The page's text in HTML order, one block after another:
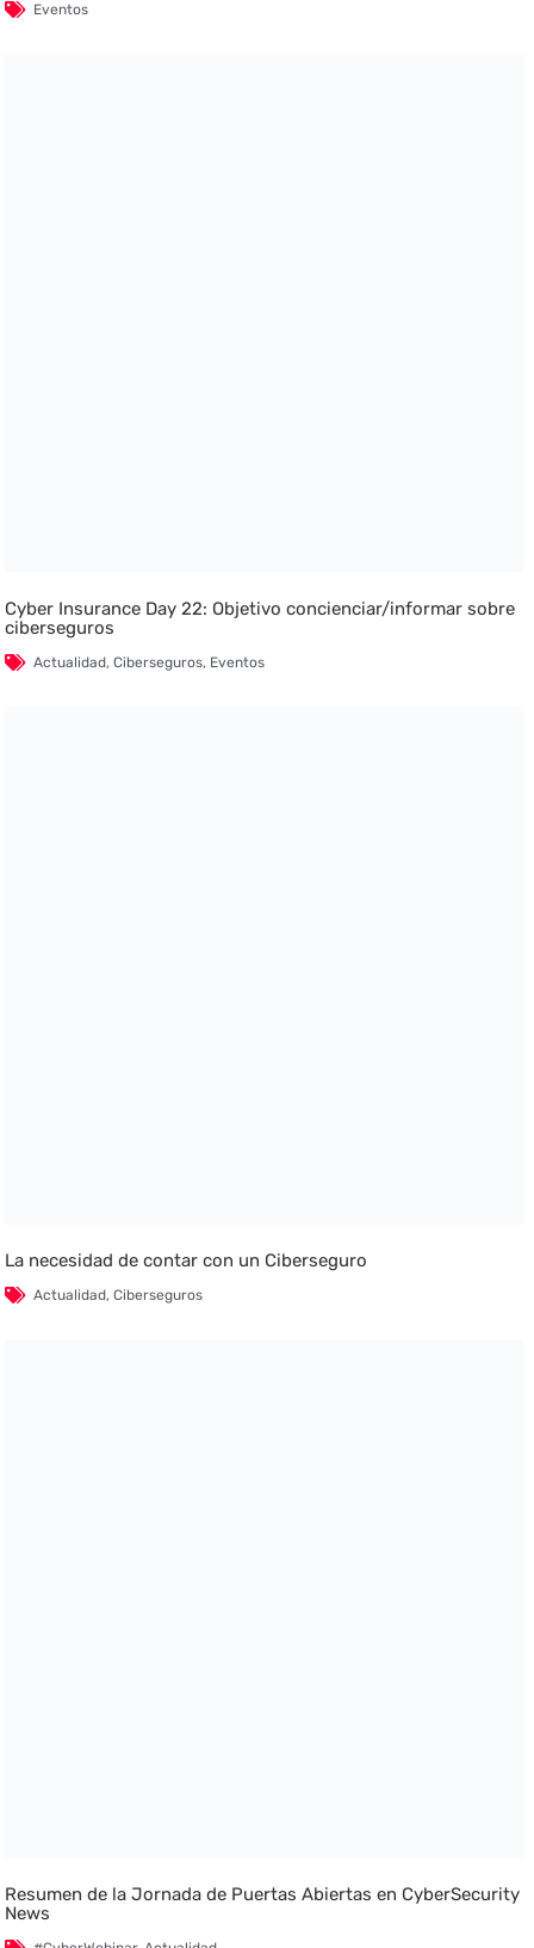
Eventos
Cyber Insurance Day 22: Objetivo concienciar/informar sobre
ciberseguros
Actualidad,Ciberseguros, Eventos
La necesidad de contar con un Ciberseguro
Actualidad,Ciberseguros
Resumen de la Jornada de Puertas Abiertas en CyberSecurity
News